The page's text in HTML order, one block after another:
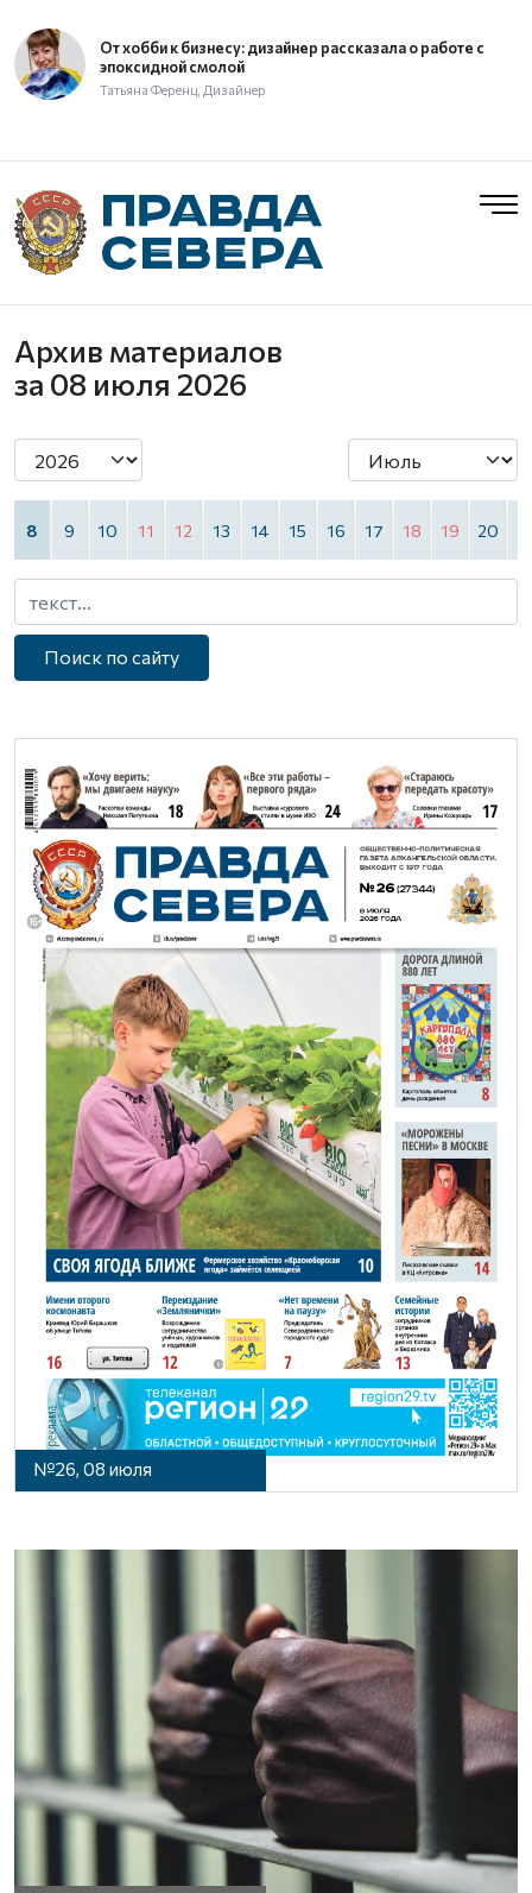
От хобби к бизнесу: дизайнер рассказала о работе с
эпоксидной смолой
Татьяна Ференц, Дизайнер
Архив материалов
за 08 июля 2026
8 9 10 11 12 13 14 15 16 17 18 19 20
Поиск по сайту
№26, 08 июля